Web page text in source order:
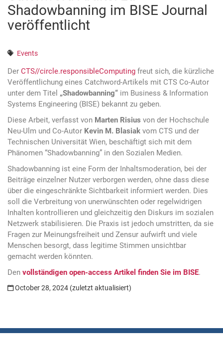
Shadowbanning im BISE Journal
veröffentlicht
Events
Der CTS//circle.responsibleComputing freut sich, die kürzliche
Veröffentlichung eines Catchword-Artikels mit CTS Co-Autor
unter dem Titel „Shadowbanning“ im Business & Information
Systems Engineering (BISE) bekannt zu geben.
Diese Arbeit, verfasst von Marten Risius von der Hochschule
Neu-Ulm und Co-Autor Kevin M. Blasiak vom CTS und der
Technischen Universität Wien, beschäftigt sich mit dem
Phänomen “Shadowbanning” in den Sozialen Medien.
Shadowbanning ist eine Form der Inhaltsmoderation, bei der
Beiträge einzelner Nutzer verborgen werden, ohne dass diese
über die eingeschränkte Sichtbarkeit informiert werden. Dies
soll die Verbreitung von unerwünschten oder regelwidrigen
Inhalten kontrollieren und gleichzeitig den Diskurs im sozialen
Netzwerk stabilisieren. Die Praxis ist jedoch umstritten, da sie
Fragen zur Meinungsfreiheit und Zensur aufwirft und viele
Menschen besorgt, dass legitime Stimmen unsichtbar
gemacht werden könnten.
Den vollständigen open-access Artikel finden Sie im BISE.
October 28, 2024 (zuletzt aktualisiert)